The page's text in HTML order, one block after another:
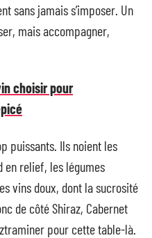
sans jamais s’imposer. Un
mais accompagner,
choisir pour
puissants. Ils noient les
en relief, les légumes
vins doux, dont la sucrosité
de côté Shiraz, Cabernet
pour cette table-là.